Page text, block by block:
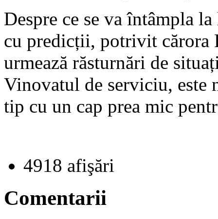
Despre ce se va întâmpla
cu predicții, potrivit cărora
urmează răsturnări de
Vinovatul de serviciu, este
tip cu un cap prea mic
4918 afişări
Comentarii